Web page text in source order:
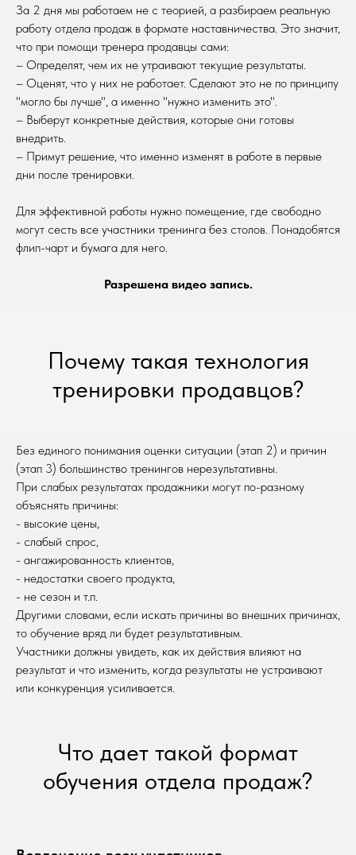
За 2 дня мы работаем не с теорией, а разбираем реальную
работу отдела продаж в формате наставничества. Это значит,
что при помощи тренера продавцы сами:
– Определят, чем их не утраивают текущие результаты.
– Оценят, что у них не работает. Сделают это не по принципу
"могло бы лучше", а именно "нужно изменить это".
– Выберут конкретные действия, которые они готовы
внедрить.
– Примут решение, что именно изменят в работе в первые
дни после тренировки.
Для эффективной работы нужно помещение, где свободно
могут сесть все участники тренинга без столов. Понадобятся
флип-чарт и бумага для него.
Разрешена видео запись.
Почему такая технология
тренировки продавцов?
Без единого понимания оценки ситуации (этап 2) и причин
(этап 3) большинство тренингов нерезультативны.
При слабых результатах продажники могут по-разному
объяснять причины:
- высокие цены,
- слабый спрос,
- ангажированность клиентов,
- недостатки своего продукта,
- не сезон и т.п.
Другими словами, если искать причины во внешних причинах,
то обучение вряд ли будет результативным.
Участники должны увидеть, как их действия влияют на
результат и что изменить, когда результаты не устраивают
или конкуренция усиливается.
Что дает такой формат
обучения отдела продаж?